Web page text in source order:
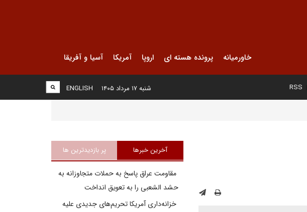
خاورمیانه پرونده هسته ای اروپا آمریکا آسیا و آفریقا
RSS
ENGLISH شنبه ۱۷ مرداد ۱۴۰۵
آخرین خبرها پر بازدیدترین ها
مقاومت عراق پاسخ به حملات متجاوزانه به
حشد الشعبی را به تعویق انداخت
خزانه‌داری آمریکا تحریم‌های جدیدی علیه